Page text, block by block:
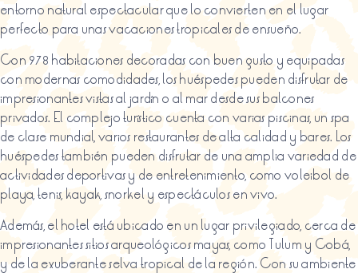
entorno natural espectacular que lo convierten en el lugar
perfecto para unas vacaciones tropicales de ensueño.
Con 978 habitaciones decoradas con buen gusto y equipadas
con modernas comodidades, los huéspedes pueden disfrutar de
impresionantes vistas al jardín o al mar desde sus balcones
privados. El complejo turístico cuenta con varias piscinas, un spa
de clase mundial, varios restaurantes de alta calidad y bares. Los
huéspedes también pueden disfrutar de una amplia variedad de
actividades deportivas y de entretenimiento, como voleibol de
playa, tenis, kayak, snorkel y espectáculos en vivo.
Además, el hotel está ubicado en un lugar privilegiado, cerca de
impresionantes sitios arqueológicos mayas, como Tulum y Cobá,
y de la exuberante selva tropical de la región. Con su ambiente